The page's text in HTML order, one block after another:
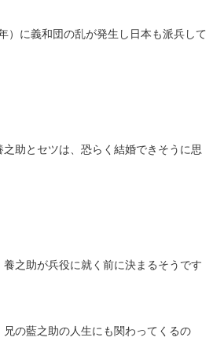
）に義和団の乱が発生し日本も派兵して
助とセツは、恐らく結婚できそうに思
之助が兵役に就く前に決まるそうです
の藍之助の人生にも関わってくるの